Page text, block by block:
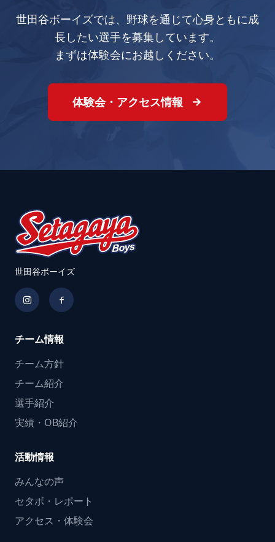
世田谷ボーイズでは、野球を通じて心身ともに成
長したい選手を募集しています。
まずは体験会にお越しください。
体験会・アクセス情報
世田谷ボーイズ
チーム情報
チーム方針
チーム紹介
選手紹介
実績・OB紹介
活動情報
みんなの声
セタボ・レポート
アクセス・体験会